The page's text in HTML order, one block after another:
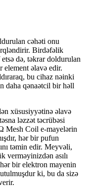
cəhəti onu
Birdəfəlik
etsə də, təkrar doldurulan
element əlavə edir.
bu cihaz nəinki
daha qənaətcil bir həll
xüsusiyyətinə əlavə
ləzzət təcrübəsi
Mesh Coil e-mayelərin
hər bir pufun
təmin edir. Meyvəli,
verməyinizdən asılı
bir elektron mayenin
ki, bu da sizə